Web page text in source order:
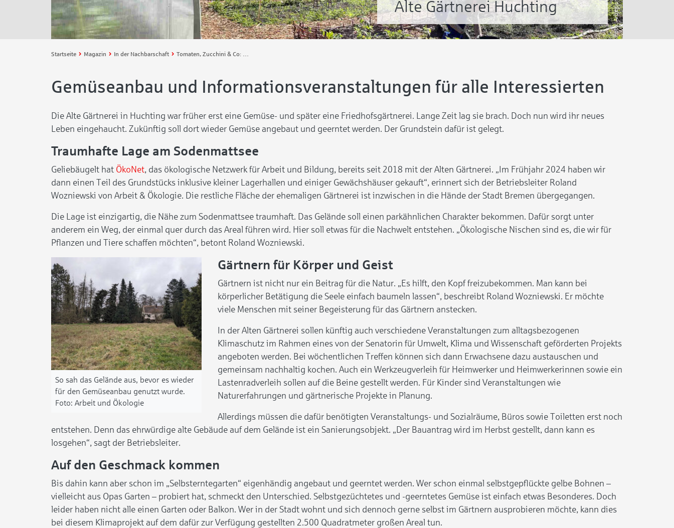
Alte Gärtnerei Huchting
Startseite Magazin In der Nachbarschaft Tomaten, Zucchini & Co: Die Alte Gärtnerei Huchting
Gemüseanbau und Informationsveranstaltungen für alle Interessierten
Die Alte Gärtnerei in Huchting war früher erst eine Gemüse- und später eine Friedhofsgärtnerei. Lange Zeit lag sie brach. Doch nun wird ihr neues
Leben eingehaucht. Zukünftig soll dort wieder Gemüse angebaut und geerntet werden. Der Grundstein dafür ist gelegt.
Traumhafte Lage am Sodenmattsee
Geliebäugelt hat ÖkoNet, das ökologische Netzwerk für Arbeit und Bildung, bereits seit 2018 mit der Alten Gärtnerei. „Im Frühjahr 2024 haben wir
dann einen Teil des Grundstücks inklusive kleiner Lagerhallen und einiger Gewächshäuser gekauft“, erinnert sich der Betriebsleiter Roland
Wozniewski von Arbeit & Ökologie. Die restliche Fläche der ehemaligen Gärtnerei ist inzwischen in die Hände der Stadt Bremen übergegangen.
Die Lage ist einzigartig, die Nähe zum Sodenmattsee traumhaft. Das Gelände soll einen parkähnlichen Charakter bekommen. Dafür sorgt unter
anderem ein Weg, der einmal quer durch das Areal führen wird. Hier soll etwas für die Nachwelt entstehen. „Ökologische Nischen sind es, die wir für
Pflanzen und Tiere schaffen möchten“, betont Roland Wozniewski.
So sah das Gelände aus, bevor es wieder
für den Gemüseanbau genutzt wurde.
Arbeit und Ökologie
Gärtnern für Körper und Geist
Gärtnern ist nicht nur ein Beitrag für die Natur. „Es hilft, den Kopf freizubekommen. Man kann bei
körperlicher Betätigung die Seele einfach baumeln lassen“, beschreibt Roland Wozniewski. Er möchte
viele Menschen mit seiner Begeisterung für das Gärtnern anstecken.
In der Alten Gärtnerei sollen künftig auch verschiedene Veranstaltungen zum alltagsbezogenen
Klimaschutz im Rahmen eines von der Senatorin für Umwelt, Klima und Wissenschaft geförderten Projekts
angeboten werden. Bei wöchentlichen Treffen können sich dann Erwachsene dazu austauschen und
gemeinsam nachhaltig kochen. Auch ein Werkzeugverleih für Heimwerker und Heimwerkerinnen sowie ein
Lastenradverleih sollen auf die Beine gestellt werden. Für Kinder sind Veranstaltungen wie
Naturerfahrungen und gärtnerische Projekte in Planung.
Allerdings müssen die dafür benötigten Veranstaltungs- und Sozialräume, Büros sowie Toiletten erst noch
entstehen. Denn das ehrwürdige alte Gebäude auf dem Gelände ist ein Sanierungsobjekt. „Der Bauantrag wird im Herbst gestellt, dann kann es
losgehen“, sagt der Betriebsleiter.
Auf den Geschmack kommen
Bis dahin kann aber schon im „Selbsterntegarten“ eigenhändig angebaut und geerntet werden. Wer schon einmal selbstgepflückte gelbe Bohnen –
vielleicht aus Opas Garten – probiert hat, schmeckt den Unterschied. Selbstgezüchtetes und -geerntetes Gemüse ist einfach etwas Besonderes. Doch
leider haben nicht alle einen Garten oder Balkon. Wer in der Stadt wohnt und sich dennoch gerne selbst im Gärtnern ausprobieren möchte, kann dies
bei diesem Klimaprojekt auf dem dafür zur Verfügung gestellten 2.500 Quadratmeter großen Areal tun.